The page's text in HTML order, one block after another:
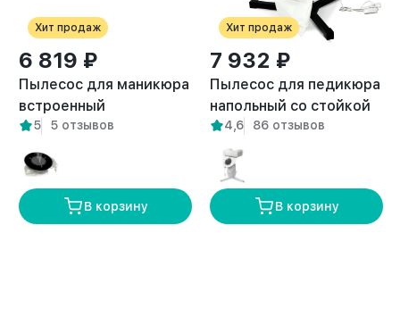
Хит продаж
6 819 ₽
Пылесос для маникюра
встроенный
встраиваемый Pure
белый
5 5 отзывов
В корзину
Хит продаж
7 932 ₽
Пылесос для педикюра
напольный со стойкой
Breeze черный
4,6 86 отзывов
В корзину